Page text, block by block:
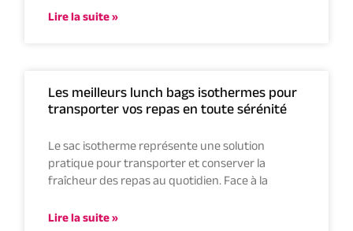
Lire la suite »
Les meilleurs lunch bags isothermes pour
transporter vos repas en toute sérénité
Le sac isotherme représente une solution
pratique pour transporter et conserver la
fraîcheur des repas au quotidien. Face à la
Lire la suite »